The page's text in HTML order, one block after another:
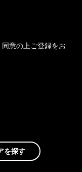
同意の上ご登録をお
を探す